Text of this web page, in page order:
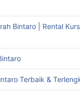
Bintaro | Rental
Terbaik &